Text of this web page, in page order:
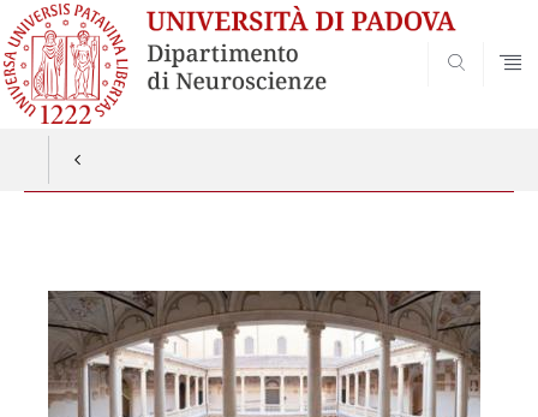
contenuto